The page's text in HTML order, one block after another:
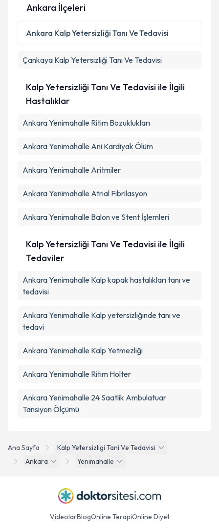
Kişisel verilerimin işlenmesine ilişkinAydınlatma
Metni 'ni okudum ve kişisel verilerimin belirtilen
kapsamda işlenmesini kabul ediyorum.
Ana Sayfa
Kalp Yetersizligi Tani Ve Tedavisi
Ankara
Yenimahalle
Ankara İlçeleri
Ankara Kalp Yetersizliği Tanı Ve Tedavisi
Çankaya Kalp Yetersizliği Tanı Ve Tedavisi
Kalp Yetersizliği Tanı Ve Tedavisi ile İlgili
Hastalıklar
Ankara Yenimahalle Ritim Bozuklukları
Ankara Yenimahalle Ani Kardiyak Ölüm
Ankara Yenimahalle Aritmiler
Ankara Yenimahalle Atrial Fibrilasyon
Ankara Yenimahalle Balon ve Stent İşlemleri
Kalp Yetersizliği Tanı Ve Tedavisi ile İlgili
Tedaviler
Ankara Yenimahalle Kalp kapak hastalıkları tanı ve
tedavisi
Ankara Yenimahalle Kalp yetersizliğinde tanı ve
tedavi
Ankara Yenimahalle Kalp Yetmezliği
Ankara Yenimahalle Ritim Holter
Ankara Yenimahalle 24 Saatlik Ambulatuar
Tansiyon Ölçümü
VideolarBlogOnline TerapiOnline Diyet